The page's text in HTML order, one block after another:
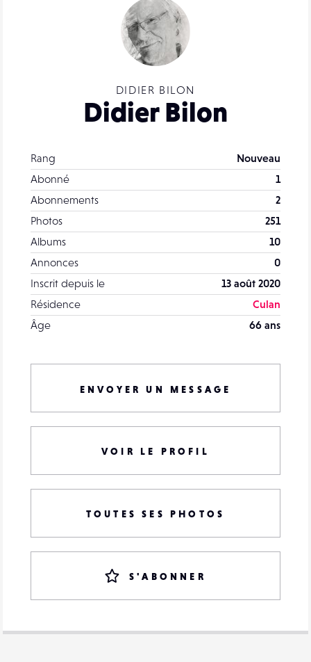
DIDIER BILON
Didier Bilon
Rang
Nouveau
Abonné
1
Abonnements
2
Photos
251
Albums
10
Annonces
0
Inscrit depuis le
13 août 2020
Résidence
Culan
Âge
66 ans
ENVOYER UN MESSAGE
VOIR LE PROFIL
TOUTES SES PHOTOS
S'ABONNER